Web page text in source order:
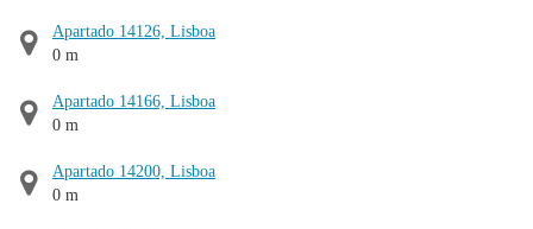
Apartado 14126, Lisboa
0 m
Apartado 14166, Lisboa
0 m
Apartado 14200, Lisboa
0 m